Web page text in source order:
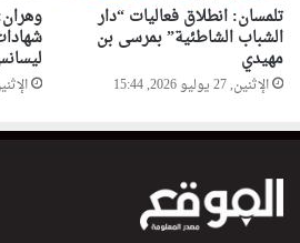
تلمسان: انطلاق فعاليات “دار
الشباب الشاطئية” بمرسى بن
مهيدي
الإثنين, 27 يوليو 2026, 15:44 الإثنين, 27